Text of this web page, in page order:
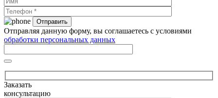
Отправляя данную форму, вы соглашаетесь с условиями
обработки персональных данных
Заказать
консультацию